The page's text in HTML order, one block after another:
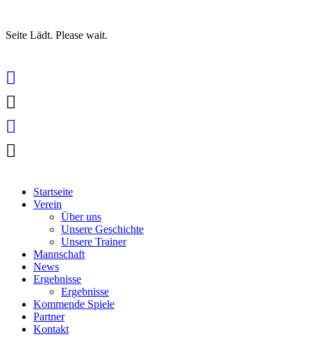
Seite Lädt. Please wait.
to
content
Startseite
Verein
Über uns
Unsere Geschichte
Unsere Trainer
Mannschaft
News
Ergebnisse
Ergebnisse
Kommende Spiele
Partner
Kontakt